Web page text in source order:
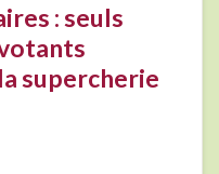
: seuls
supercherie